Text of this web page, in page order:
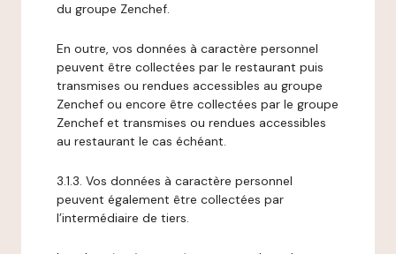
du groupe Zenchef.
En outre, vos données à caractère personnel
peuvent être collectées par le restaurant puis
transmises ou rendues accessibles au groupe
Zenchef ou encore être collectées par le groupe
Zenchef et transmises ou rendues accessibles
au restaurant le cas échéant.
3.1.3. Vos données à caractère personnel
peuvent également être collectées par
l’intermédiaire de tiers.